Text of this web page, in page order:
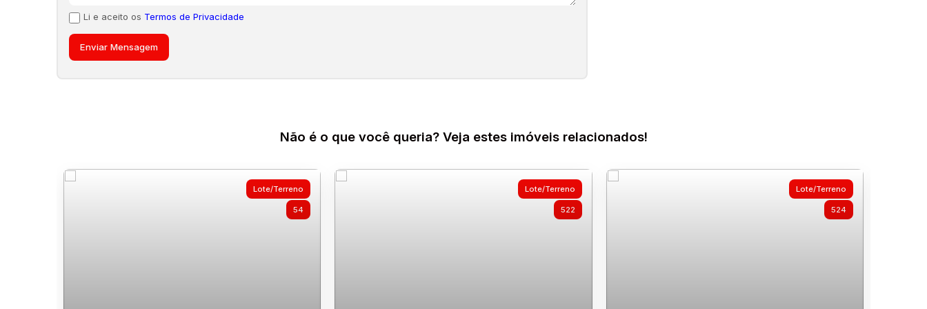
Li e aceito os Termos de Privacidade
Não é o que você queria? Veja estes imóveis relacionados!
Lote/Terreno
54
Lote/Terreno
522
Lote/Terreno
524